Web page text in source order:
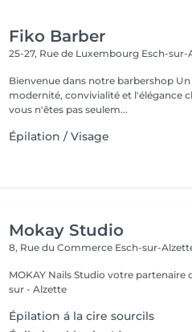
Fiko Barber
25-27, Rue de Luxembourg Esch-sur-
Bienvenue dans notre barbershop Un lieu où se mélangent
modernité, convivialité et l'élégance
vous n'êtes pas seulem...
Épilation / Visage
Mokay Studio
8, Rue du Commerce Esch-sur-
MOKAY Nails Studio votre partenaire
sur - Alzette
Épilation á la cire sourcils